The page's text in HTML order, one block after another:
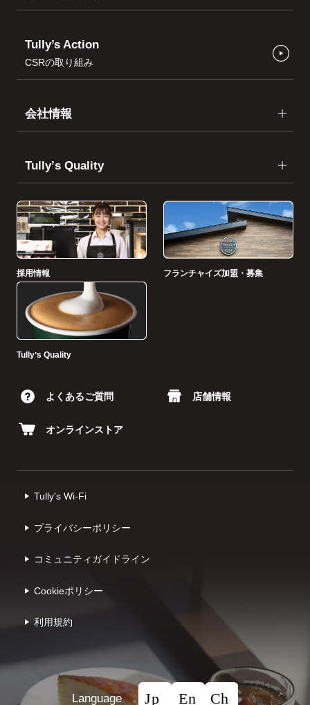
Tully’s Action
CSRの取り組み
会社情報
Tullyʼs Quality
採用情報 フランチャイズ加盟・募集
Tullyʼs Quality
よくあるご質問 店舗情報
オンラインストア
Tully's Wi-Fi
プライバシーポリシー
コミュニティガイドライン
Cookieポリシー
利⽤規約
Language